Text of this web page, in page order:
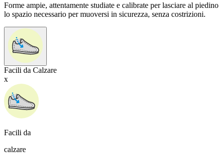
Forme ampie, attentamente studiate e calibrate per lasciare al piedino
lo spazio necessario per muoversi in sicurezza, senza costrizioni.
Facili da Calzare
x
Facili da
calzare